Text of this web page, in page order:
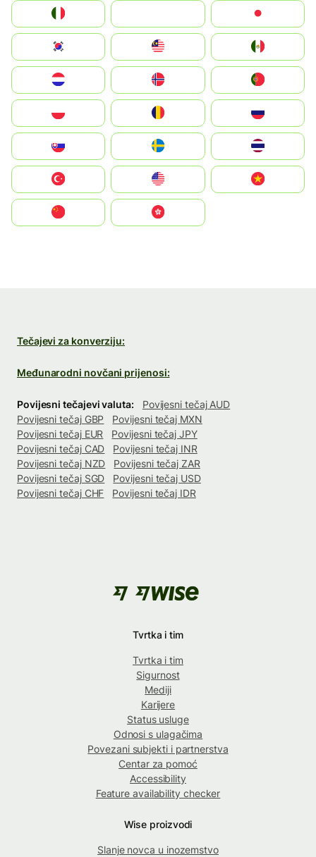
South Korea
United States
中國香港特別行政區
Tečajevi za konverziju:
Međunarodni novčani prijenosi:
Povijesni tečajevi valuta:
Povijesni tečaj AUD
Povijesni tečaj GBP
Povijesni tečaj MXN
Povijesni tečaj EUR
Povijesni tečaj JPY
Povijesni tečaj CAD
Povijesni tečaj INR
Povijesni tečaj NZD
Povijesni tečaj ZAR
Povijesni tečaj SGD
Povijesni tečaj USD
Povijesni tečaj CHF
Povijesni tečaj IDR
Tvrtka i tim
Tvrtka i tim
Sigurnost
Mediji
Karijere
Status usluge
Odnosi s ulagačima
Povezani subjekti i partnerstva
Centar za pomoć
Accessibility
Feature availability checker
Wise proizvodi
Slanje novca u inozemstvo